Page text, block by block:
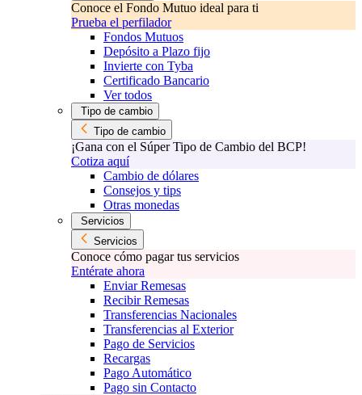
Conoce el Fondo Mutuo ideal para ti
Prueba el perfilador
Fondos Mutuos
Depósito a Plazo fijo
Invierte con Tyba
Certificado Bancario
Ver todos
Tipo de cambio
Tipo de cambio
¡Gana con el Súper Tipo de Cambio del BCP!
Cotiza aquí
Cambio de dólares
Consejos y tips
Otras monedas
Servicios
Servicios
Conoce cómo pagar tus servicios
Entérate ahora
Enviar Remesas
Recibir Remesas
Transferencias Nacionales
Transferencias al Exterior
Pago de Servicios
Recargas
Pago Automático
Pago sin Contacto